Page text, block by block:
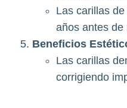
Las carillas
años antes de
Beneficios
Las carillas
corrigiendo